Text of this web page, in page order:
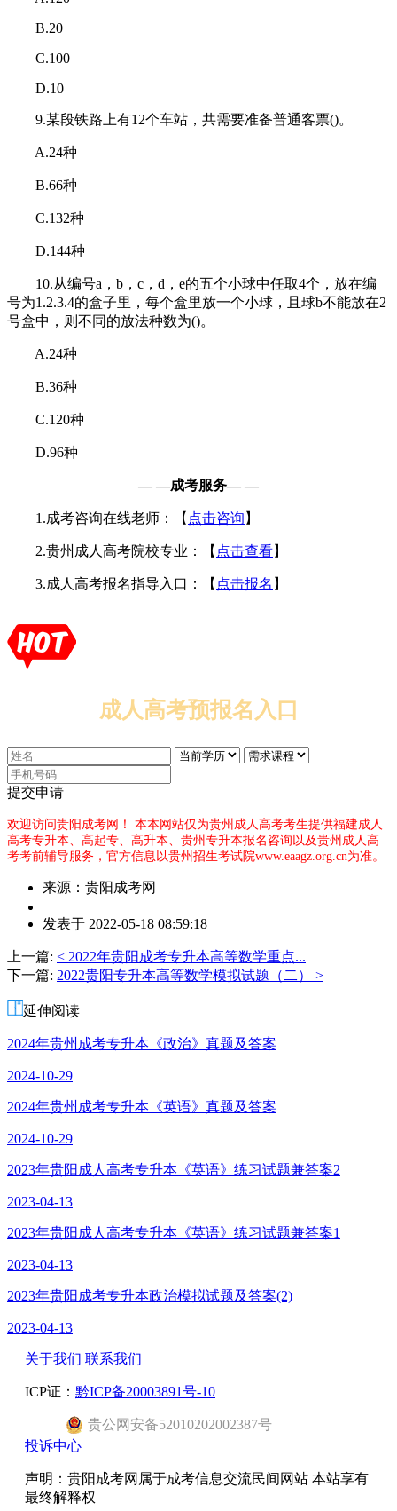
B.20
C.100
D.10
9.某段铁路上有12个车站，共需要准备普通客票()。
A.24种
B.66种
C.132种
D.144种
10.从编号a，b，c，d，e的五个小球中任取4个，放在编
号为1.2.3.4的盒子里，每个盒里放一个小球，且球b不能放在2
号盒中，则不同的放法种数为()。
A.24种
B.36种
C.120种
D.96种
— —成考服务— —
1.成考咨询在线老师：【 点击咨询 】
2.贵州成人高考院校专业：【 点击查看】
3.成人高考报名指导入口：【 点击报名 】
成人高考预报名入口
提交申请
欢迎访问贵阳成考网！ 本本网站仅为贵州成人高考考生提供福建成人
高考专升本、高起专、高升本、贵州专升本报名咨询以及贵州成人高
考考前辅导服务，官方信息以贵州招生考试院www.eaagz.org.cn为准。
来源：贵阳成考网
者：
老
师
发表于 2022-05-18 08:59:18
上一篇: < 2022年贵阳成考专升本高等数学重点...
下一篇: 2022贵阳专升本高等数学模拟试题（二） >
延伸阅读
2024年贵州成考专升本《政治》真题及答案
2024-10-29
2024年贵州成考专升本《英语》真题及答案
2024-10-29
2023年贵阳成人高考专升本《英语》练习试题兼答案2
2023-04-13
2023年贵阳成人高考专升本《英语》练习试题兼答案1
2023-04-13
2023年贵阳成考专升本政治模拟试题及答案(2)
2023-04-13
关于我们 联系我们
ICP证： 黔ICP备20003891号-10
贵公网安备52010202002387号
投诉中心
声明：贵阳成考网属于成考信息交流民间网站 本站享有
最终解释权